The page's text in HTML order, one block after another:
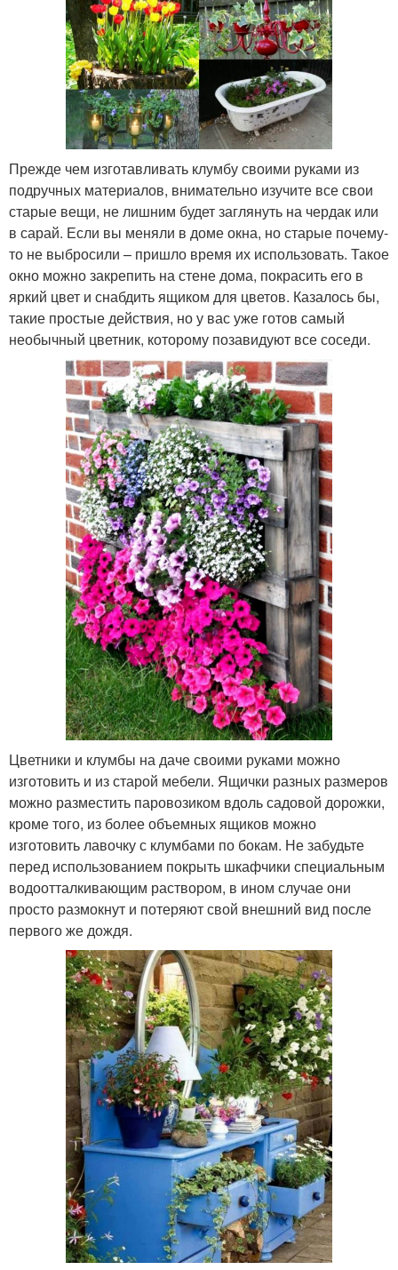
Прежде чем изготавливать клумбу своими руками из
подручных материалов, внимательно изучите все свои
старые вещи, не лишним будет заглянуть на чердак или
в сарай. Если вы меняли в доме окна, но старые почему-
то не выбросили – пришло время их использовать. Такое
окно можно закрепить на стене дома, покрасить его в
яркий цвет и снабдить ящиком для цветов. Казалось бы,
такие простые действия, но у вас уже готов самый
необычный цветник, которому позавидуют все соседи.
Цветники и клумбы на даче своими руками можно
изготовить и из старой мебели. Ящички разных размеров
можно разместить паровозиком вдоль садовой дорожки,
кроме того, из более объемных ящиков можно
изготовить лавочку с клумбами по бокам. Не забудьте
перед использованием покрыть шкафчики специальным
водоотталкивающим раствором, в ином случае они
просто размокнут и потеряют свой внешний вид после
первого же дождя.